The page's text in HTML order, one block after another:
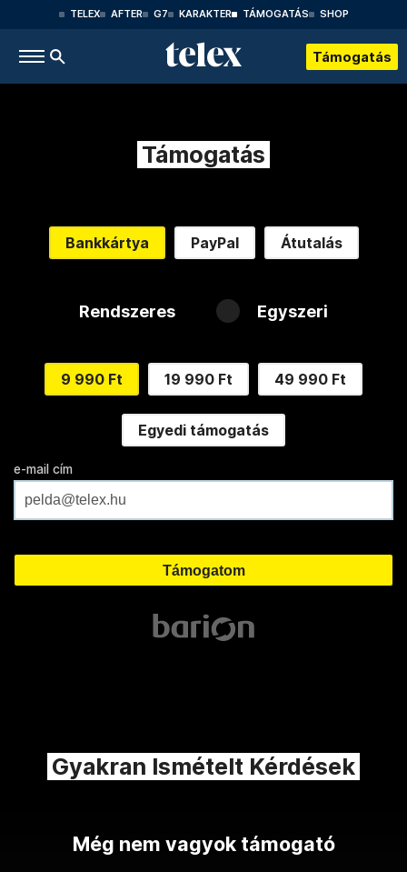
TELEX AFTER G7 KARAKTER TÁMOGATÁS SHOP
Támogatás
Támogatás
Bankkártya PayPal Átutalás
Rendszeres Egyszeri
9 990 Ft 19 990 Ft 49 990 Ft
Egyedi támogatás
e-mail cím
Gyakran Ismételt Kérdések
Még nem vagyok támogató